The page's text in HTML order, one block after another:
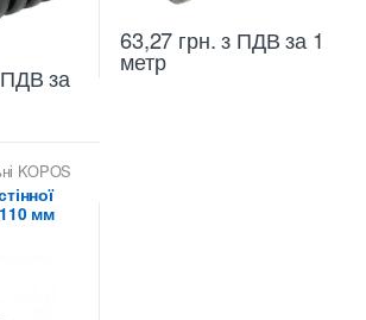
за
63,27 грн.з ПДВ за 1
метр
KOPOS
мм